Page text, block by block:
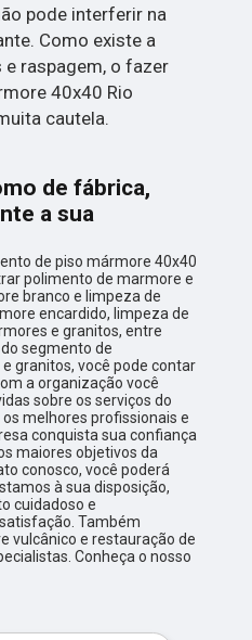
pode interferir na
Como existe a
raspagem, o fazer
40x40 Rio
cautela.
de fábrica,
a sua
de piso mármore 40x40
polimento de marmore e
branco e limpeza de
encardido, limpeza de
e granitos, entre
segmento de
granitos, você pode contar
a organização você
sobre os serviços do
melhores profissionais e
conquista sua confiança
maiores objetivos da
conosco, você poderá
à sua disposição,
cuidadoso e
Também
vulcânico e restauração de
Conheça o nosso